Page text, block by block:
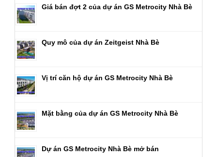
Giá bán đợt 2 của dự án GS Metrocity Nhà Bè
Quy mô của dự án Zeitgeist Nhà Bè
Vị trí căn hộ dự án GS Metrocity Nhà Bè
Mặt bằng của dự án GS Metrocity Nhà Bè
Dự án GS Metrocity Nhà Bè mở bán